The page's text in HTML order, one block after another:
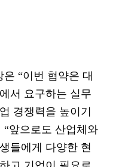
“이번 협약은 대
서 요구하는 실무
경쟁력을 높이기
“앞으로도 산업체와
들에게 다양한 현